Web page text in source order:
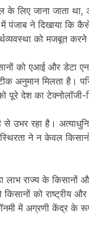
के लिए जाना जाता
पंजाब ने दिखाया कि
को मजबूत करने
को एआई और डेटा
अनुमान मिलता है।
देश का टेक्नोलॉजी-
से उभर रहा है।
ने न केवल
राज्य के किसानों
को राष्ट्रीय और
में अग्रणी केंद्र के